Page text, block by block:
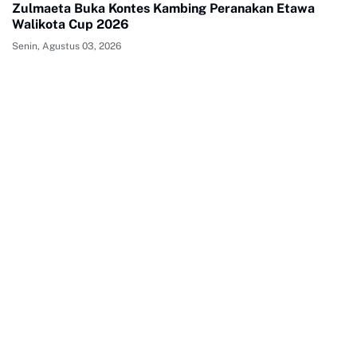
Zulmaeta Buka Kontes Kambing Peranakan Etawa
Walikota Cup 2026
Senin, Agustus 03, 2026